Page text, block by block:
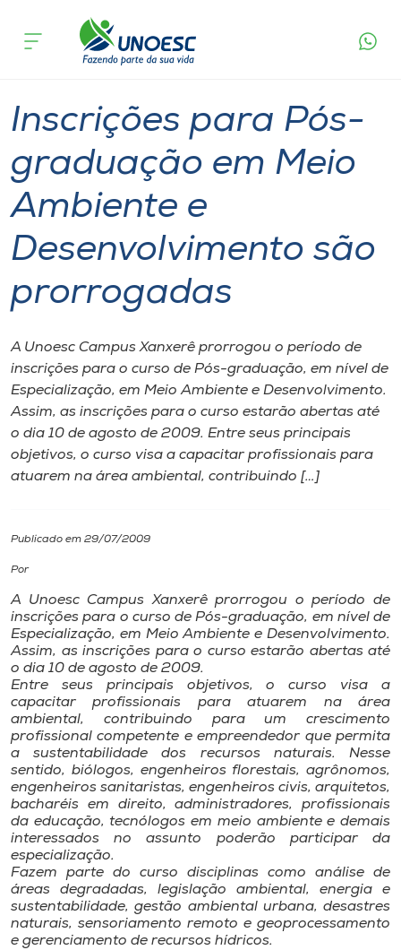
Cursos
Atendimento ao Estudante
Portal de Ensino
A
Internacionalização
I.nova
Cultura
CPA
Biblioteca
Editora
Rádio
Museu
Unoesc
Store
acontece
Inscrições para Pós-
graduação em Meio
Ambiente e
Desenvolvimento são
prorrogadas
A Unoesc Campus Xanxerê prorrogou o período de
inscrições para o curso de Pós-graduação, em nível de
Especialização, em Meio Ambiente e Desenvolvimento.
Assim, as inscrições para o curso estarão abertas até
o dia 10 de agosto de 2009. Entre seus principais
objetivos, o curso visa a capacitar profissionais para
atuarem na área ambiental, contribuindo […]
Publicado em 29/07/2009
Por
A Unoesc Campus Xanxerê prorrogou o período de
inscrições para o curso de Pós-graduação, em nível de
Especialização, em Meio Ambiente e Desenvolvimento.
Assim, as inscrições para o curso estarão abertas até
o dia 10 de agosto de 2009.
Entre seus principais objetivos, o curso visa a
capacitar profissionais para atuarem na área
ambiental, contribuindo para um crescimento
profissional competente e empreendedor que permita
a sustentabilidade dos recursos naturais. Nesse
sentido, biólogos, engenheiros florestais, agrônomos,
engenheiros sanitaristas, engenheiros civis, arquitetos,
bacharéis em direito, administradores, profissionais
da educação, tecnólogos em meio ambiente e demais
interessados no assunto poderão participar da
especialização.
Fazem parte do curso disciplinas como análise de
áreas degradadas, legislação ambiental, energia e
sustentabilidade, gestão ambiental urbana, desastres
naturais, sensoriamento remoto e geoprocessamento
e gerenciamento de recursos hídricos.